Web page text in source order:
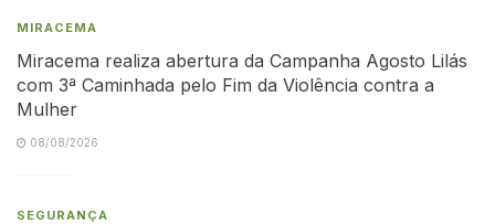
MIRACEMA
Miracema realiza abertura da Campanha Agosto Lilás
com 3ª Caminhada pelo Fim da Violência contra a
Mulher
08/08/2026
SEGURANÇA